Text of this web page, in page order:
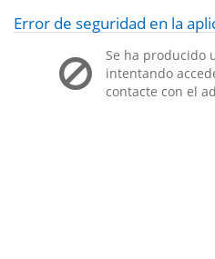
Error de seguridad en la
Se ha producido
intentando
contacte con el